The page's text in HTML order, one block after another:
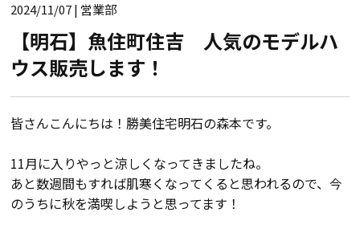
来店予約
HOME
物件検索
会員登録
2024/11/07| 営業部
【明石】魚住町住吉 人気のモデルハ
ウス販売します！
皆さんこんにちは！勝美住宅明石の森本です。
11月に入りやっと涼しくなってきましたね。
あと数週間もすれば肌寒くなってくると思われるので、今
のうちに秋を満喫しようと思ってます！